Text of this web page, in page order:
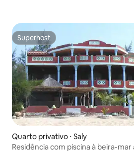
Superhost
Superhost
Quarto privativo ⋅ Saly
Residência com piscina à beira-